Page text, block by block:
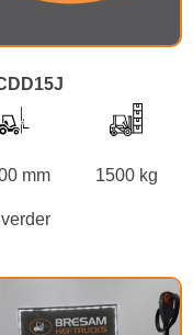
mm 1500 kg